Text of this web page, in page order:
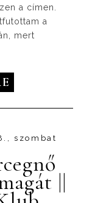
a címen.
a
mert
szombat
||